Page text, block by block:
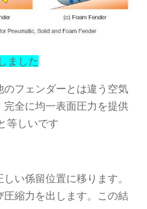
ました
フェンダーとは違う空気
全に均一表面圧力を提供
等しいです
い係留位置に移ります。
縮力を出します。この結